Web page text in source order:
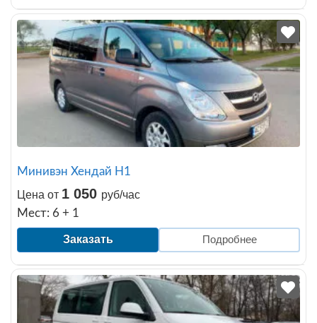
Минивэн Хендай H1
Цена от 1 050 руб/час
Мест: 6 + 1
Заказать Подробнее